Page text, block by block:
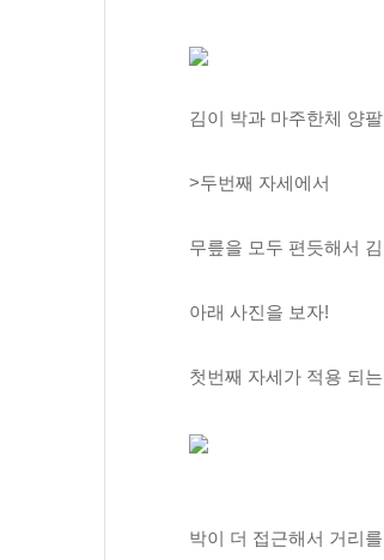
김이 박과 마주한체 양
>두번째 자세에서
무릎을 모두 편듯해서
아래 사진을 보자!
첫번째 자세가 적용 되
박이 더 접근해서 거리